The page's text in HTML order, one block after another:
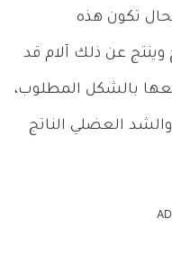
تكون هذه
عن ذلك آلام قد
بالشكل المطلوب،
العضلي الناتج